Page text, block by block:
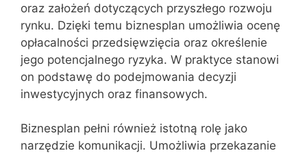
oraz założeń dotyczących przyszłego rozwoju
rynku. Dzięki temu biznesplan umożliwia ocenę
opłacalności przedsięwzięcia oraz określenie
jego potencjalnego ryzyka. W praktyce stanowi
on podstawę do podejmowania decyzji
inwestycyjnych oraz finansowych.
Biznesplan pełni również istotną rolę jako
narzędzie komunikacji. Umożliwia przekazanie